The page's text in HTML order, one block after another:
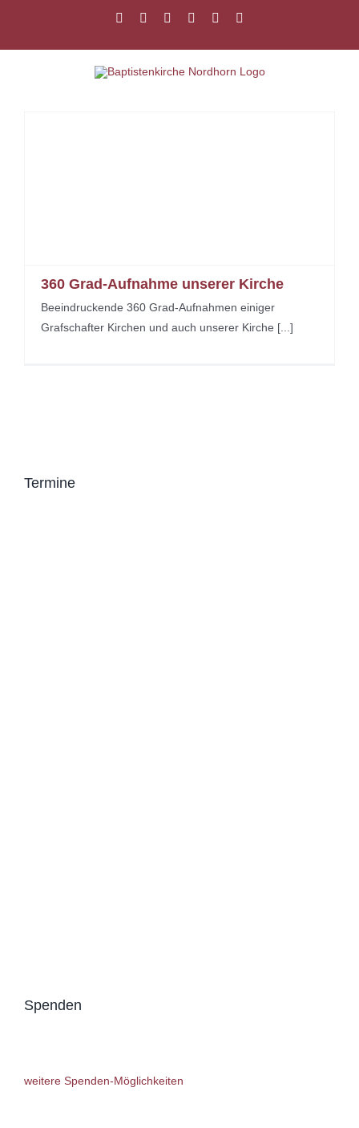
springen
FacebookInstagramYouTube
Spotify
360 Grad-Aufnahme unserer Kirche
Beeindruckende 360 Grad-Aufnahmen einiger
Grafschafter Kirchen und auch unserer Kirche [...]
Termine
Spenden
weitere Spenden-Möglichkeiten